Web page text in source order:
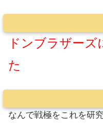
ドンブラザーズ
た
なんで戦極をこれを研